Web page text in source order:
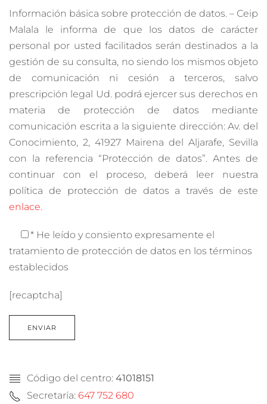
Información básica sobre protección de datos. – Ceip
Malala le informa de que los datos de carácter
personal por usted facilitados serán destinados a la
gestión de su consulta, no siendo los mismos objeto
de comunicación ni cesión a terceros, salvo
prescripción legal Ud. podrá ejercer sus derechos en
materia de protección de datos mediante
comunicación escrita a la siguiente dirección: Av. del
Conocimiento, 2, 41927 Mairena del Aljarafe, Sevilla
con la referencia “Protección de datos”. Antes de
continuar con el proceso, deberá leer nuestra
política de protección de datos a través de este
enlace.
* He leído y consiento expresamente el
tratamiento de protección de datos en los términos
establecidos
[recaptcha]
Código del centro: 41018151
Secretaría: 647 752 680